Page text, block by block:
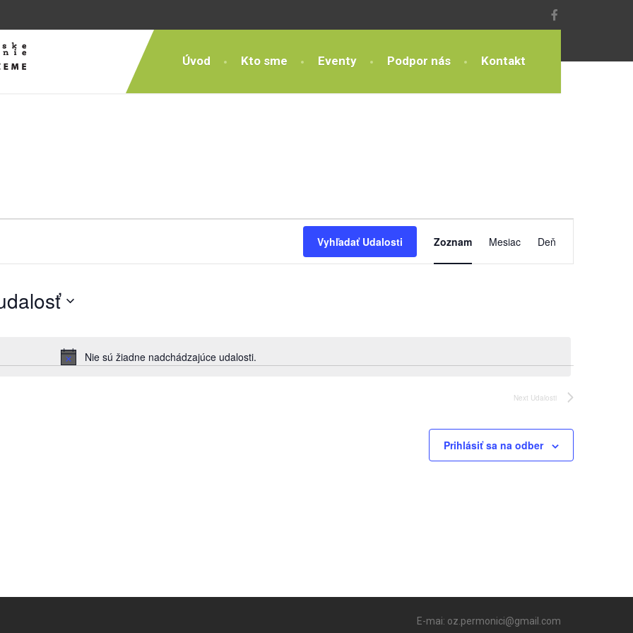
Úvod Kto sme Eventy Podpor nás Kontakt
Notice
Nie sú žiadne nadchádzajúce udalosti.
Vyhľadať Udalosti
Navigácie
Zoznam Mesiac Deň
Next Udalosti
Prihlásiť sa na odber
E-mai: oz.permonici@gmail.com